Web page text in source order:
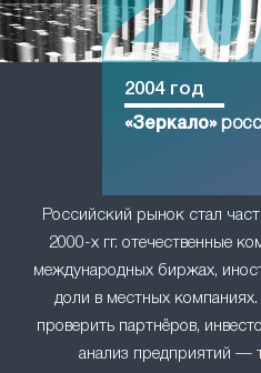
Российский рынок стал
2000-х гг. отечественные
международных биржах,
доли в местных
проверить партнёров,
анализ предприятий —
2004 год
«Зеркало»